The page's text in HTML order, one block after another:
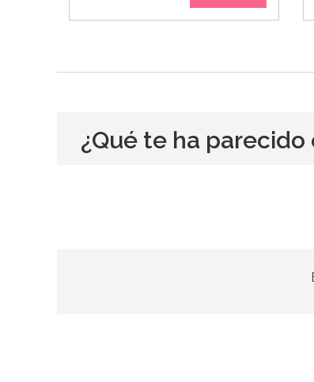
¿Qué te ha